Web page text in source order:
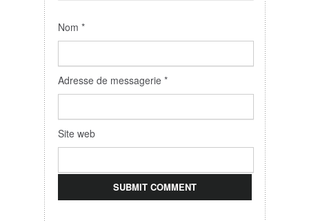
Nom *
Adresse de messagerie *
Site web